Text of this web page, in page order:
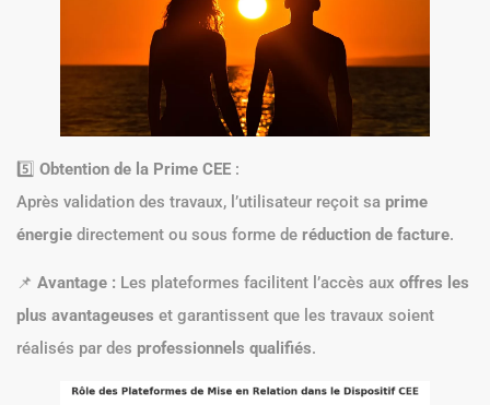
5️⃣ Obtention de la Prime CEE :
Après validation des travaux, l’utilisateur reçoit sa prime
énergie directement ou sous forme de réduction de facture.
📌 Avantage : Les plateformes facilitent l’accès aux offres les
plus avantageuses et garantissent que les travaux soient
réalisés par des professionnels qualifiés.